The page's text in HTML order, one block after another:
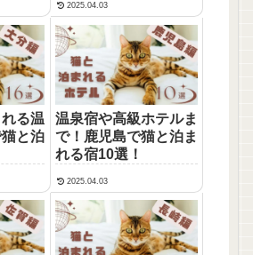
2025.04.03
る温
と泊
温泉宿や高級ホテルま
で！鹿児島で猫と泊ま
れる宿10選！
2025.04.03